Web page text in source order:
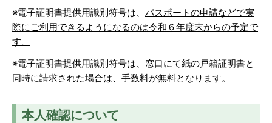
※電子証明書提供用識別符号は、 パスポートの申請などで実
際にご利用できるようになるのは令和６年度末からの予定で
す。
※電子証明書提供用識別符号は、窓口にて紙の戸籍証明書と
同時に請求された場合は、手数料が無料となります。
本人確認について